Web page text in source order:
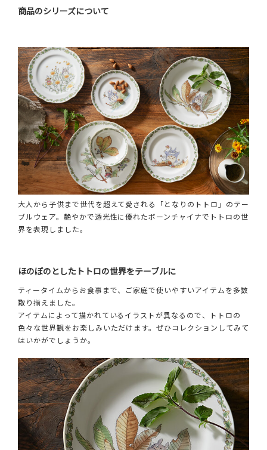
商品のシリーズについて
大人から子供まで世代を超えて愛される「となりのトトロ」のテー
ブルウェア。艶やかで透光性に優れたボーンチャイナでトトロの世
界を表現しました。
ほのぼのとしたトトロの世界をテーブルに
ティータイムからお食事まで、ご家庭で使いやすいアイテムを多数
取り揃えました。
アイテムによって描かれているイラストが異なるので、トトロの
色々な世界観をお楽しみいただけます。ぜひコレクションしてみて
はいかがでしょうか。